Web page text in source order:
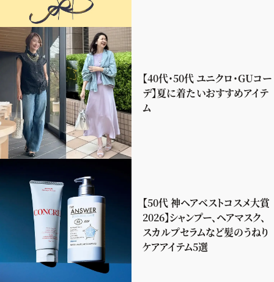
【40代・50代 ユニクロ・GUコー
デ】夏に着たいおすすめアイテ
ム
【50代 神ヘアベストコスメ大賞
2026】シャンプー、ヘアマスク、
スカルプセラムなど髪のうねり
ケアアイテム5選